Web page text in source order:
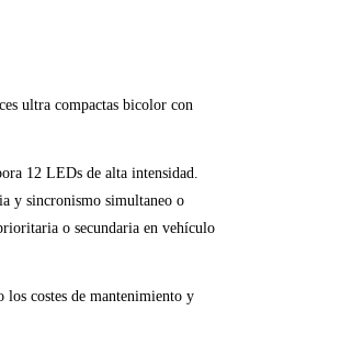
ultra compactas bicolor con
12 LEDs de alta intensidad.
y sincronismo simultaneo o
o secundaria en vehículo
costes de mantenimiento y